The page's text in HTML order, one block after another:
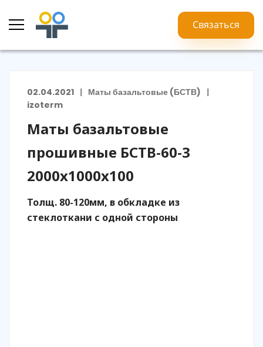
Связаться
02.04.2021
Маты базальтовые (БСТВ)
izoterm
Маты базальтовые
прошивные БСТВ-60-3
2000х1000х100
Толщ. 80-120мм, в обкладке из
стеклоткани с одной стороны